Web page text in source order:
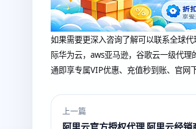
如果需要更深入咨询了解可以联系全球代
际华为云，aws亚马逊，谷歌云一级代
通即享专属VIP优惠、充值秒到账、官网
上一篇